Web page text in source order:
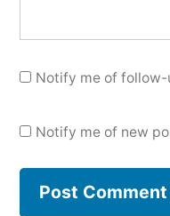
Notify me of
Notify me of new